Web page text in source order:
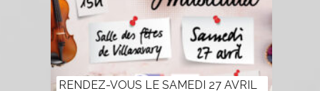
RENDEZ-VOUS LE SAMEDI 27 AVRIL